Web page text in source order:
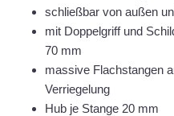
schließbar von außen
mit Doppelgriff und
70 mm
massive Flachstangen
Verriegelung
Hub je Stange 20 mm